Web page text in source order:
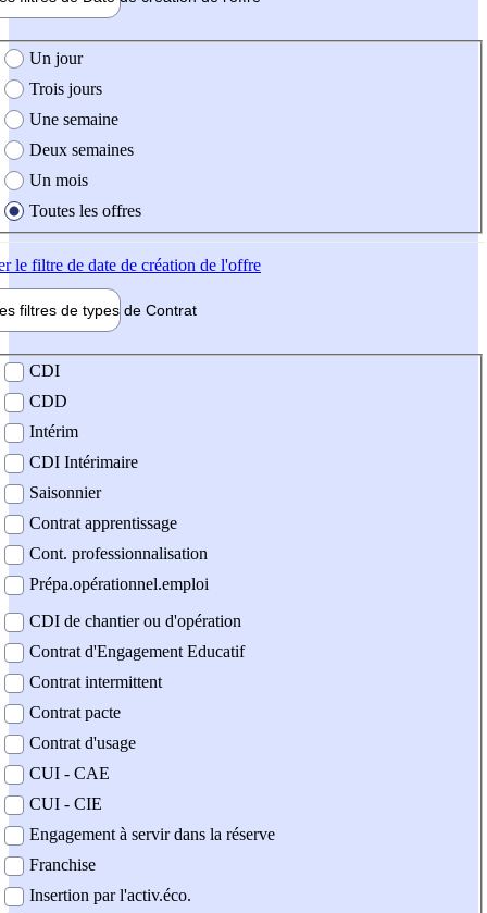
création de l'offre
Un jour
Trois jours
Une semaine
Deux semaines
Un mois
Toutes les offres
le filtre de date de création de l'offre
filtres de types de Contrat
contrat
CDI
CDD
Intérim
CDI Intérimaire
Saisonnier
Contrat apprentissage
Cont. professionnalisation
Prépa.opérationnel.emploi
CDI de chantier ou d'opération
Contrat d'Engagement Educatif
Contrat intermittent
Contrat pacte
Contrat d'usage
CUI - CAE
CUI - CIE
Engagement à servir dans la réserve
Franchise
Insertion par l'activ.éco.